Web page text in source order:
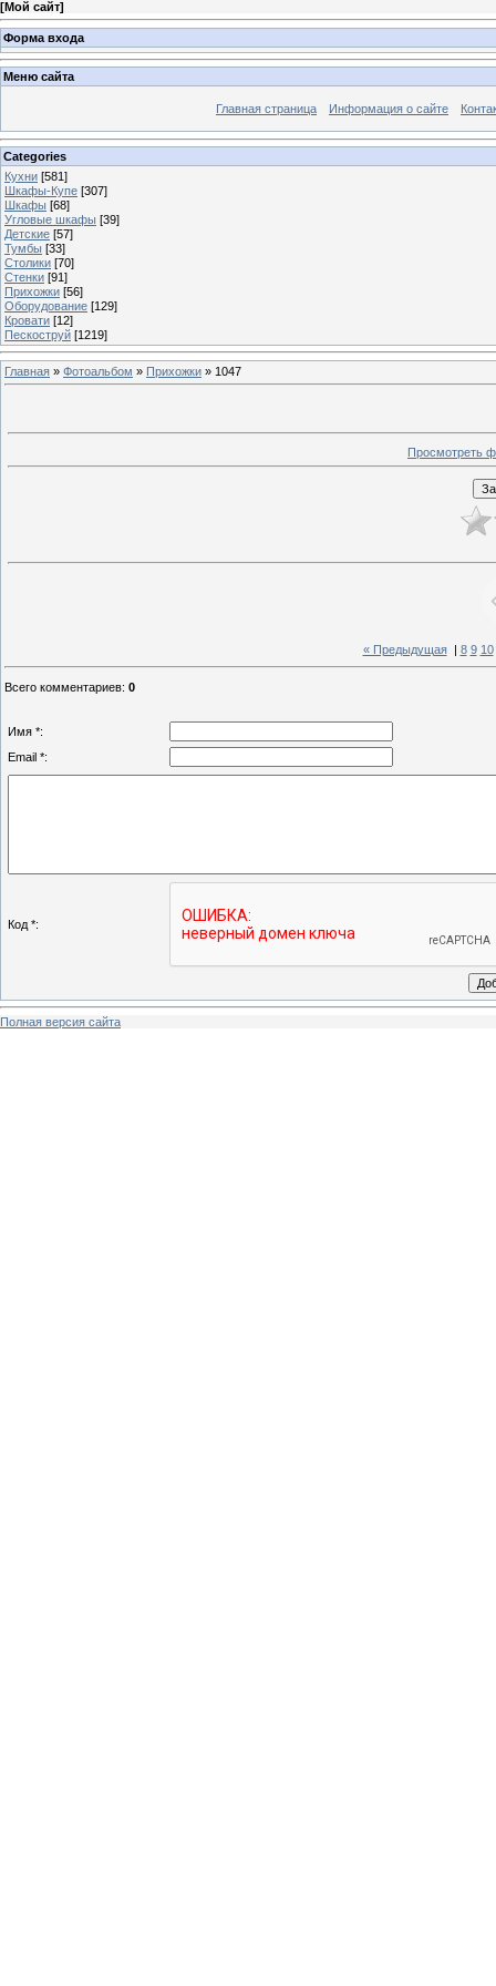
[Мой сайт]
Форма входа
Меню сайта
Главная страница Информация о сайте
Categories
Кухни [581]
Шкафы-Купе [307]
Шкафы [68]
Угловые шкафы [39]
Детские [57]
Тумбы [33]
Столики [70]
Стенки [91]
Прихожки [56]
Оборудование [129]
Кровати [12]
Пескоструй [1219]
Главная » Фотоальбом » Прихожки » 1047
Просмотреть
« Предыдущая| 8 9 10
Всего комментариев: 0
Имя *:
Email *:
Код *:
Полная версия сайта